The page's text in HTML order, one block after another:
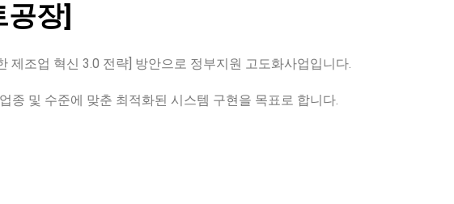
장]
제조업 혁신 3.0 전략] 방안으로 정부지원 고도화사업입니다.
종 및 수준에 맞춘 최적화된 시스템 구현을 목표로 합니다.